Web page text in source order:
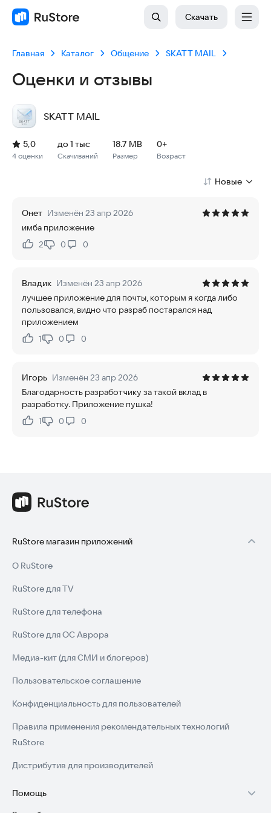
Скачать
Главная Каталог Общение SKATT MAIL
Оценки и отзывы
SKATT MAIL
Рейтинг: 5,0, 4 оценки
Скачиваний: до 1 тыс
Размер файла: 18.7 MB
Возрастное ограничение: 18.7 MB
4 оценки
5,0
Скачиваний
до 1 тыс
Размер
18.7 MB
Возраст
0+
Новые
Онет Изменён 23 апр 2026
имба приложение
Нравится:
2Не нравится:
0 0
Владик Изменён 23 апр 2026
лучшее приложение для почты, которым я когда либо
пользовался, видно что разраб постарался над
приложением
Нравится:
1Не нравится:
0 0
Игорь Изменён 23 апр 2026
Благодарность разработчику за такой вклад в
разработку. Приложение пушка!
Нравится:
1Не нравится:
0 0
RuStore магазин приложений
О RuStore
RuStore для TV
RuStore для телефона
RuStore для ОС Аврора
Медиа-кит (для СМИ и блогеров)
Пользовательское соглашение
Конфиденциальность для пользователей
Правила применения рекомендательных технологий
RuStore
Дистрибутив для производителей
Помощь